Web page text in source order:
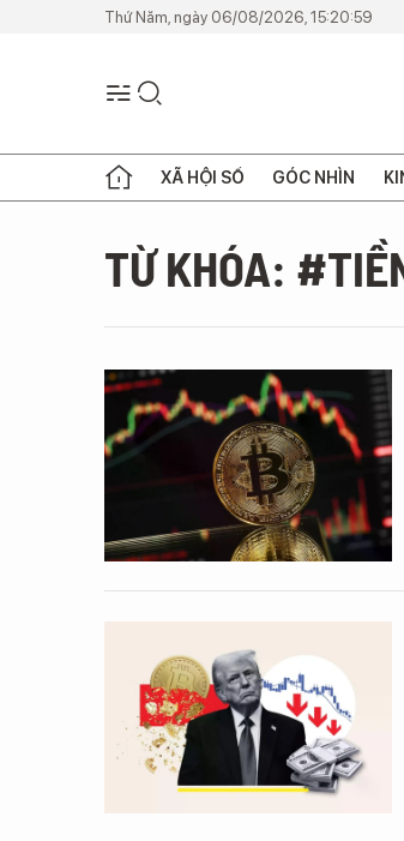
Thứ Năm, ngày 06/08/2026, 15:20:59
XÃ HỘI SỐ GÓC NHÌN
TỪ KHÓA: